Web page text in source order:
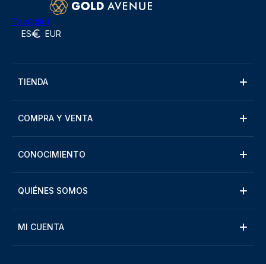
Trustpilot
ES EUR
TIENDA
COMPRA Y VENTA
CONOCIMIENTO
QUIÉNES SOMOS
MI CUENTA